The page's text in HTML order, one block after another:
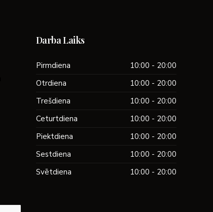
Darba Laiks
Pirmdiena
10:00 - 20:00
Otrdiena
10:00 - 20:00
Trešdiena
10:00 - 20:00
Ceturtdiena
10:00 - 20:00
Piektdiena
10:00 - 20:00
Sestdiena
10:00 - 20:00
Svētdiena
10:00 - 20:00